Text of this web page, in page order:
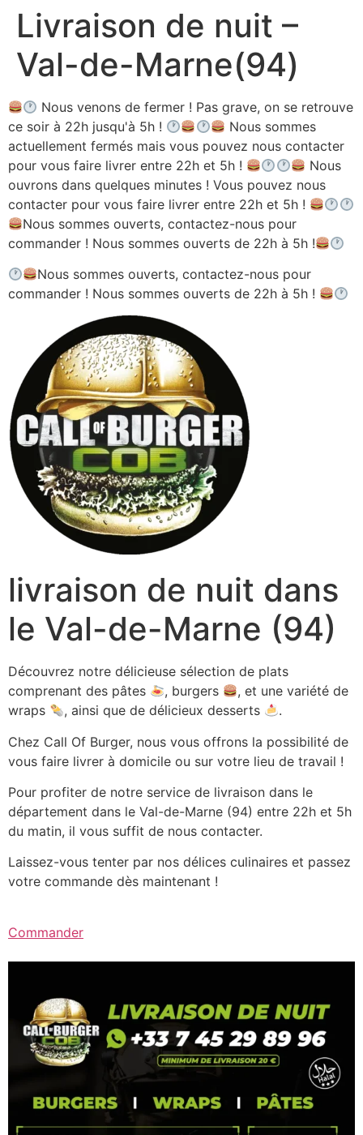
Aller
contenu
Livraison de nuit –
Val-de-Marne(94)
Nous venons de fermer ! Pas grave, on se retrouve
ce soir à 22h jusqu'à 5h !
Nous sommes
actuellement fermés mais vous pouvez nous contacter
pour vous faire livrer entre 22h et 5h !
Nous
ouvrons dans quelques minutes ! Vous pouvez nous
contacter pour vous faire livrer entre 22h et 5h !
Nous sommes ouverts, contactez-nous pour
commander ! Nous sommes ouverts de 22h à 5h !
Nous sommes ouverts, contactez-nous pour
commander ! Nous sommes ouverts de 22h à 5h !
livraison de nuit dans
le Val-de-Marne (94)
Découvrez notre délicieuse sélection de plats
comprenant des pâtes
, burgers
, et une variété de
wraps
, ainsi que de délicieux desserts
.
Chez Call Of Burger, nous vous offrons la possibilité de
vous faire livrer à domicile ou sur votre lieu de travail !
Pour profiter de notre service de livraison dans le
département dans le Val-de-Marne (94) entre 22h et 5h
du matin, il vous suffit de nous contacter.
Laissez-vous tenter par nos délices culinaires et passez
votre commande dès maintenant !
Commander